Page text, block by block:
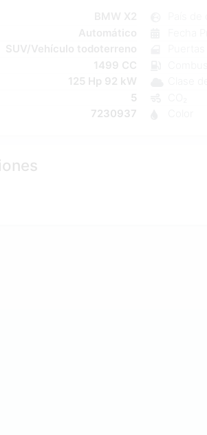
1499 CC
125 Hp 92 kW
5
7230937